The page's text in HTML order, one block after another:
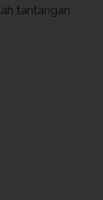
tantangan